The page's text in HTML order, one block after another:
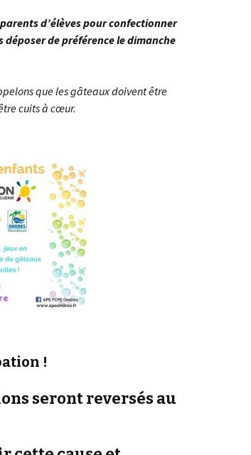
d’élèves pour confectionner
de préférence le dimanche
que les gâteaux doivent être
cuits à cœur.
!
seront reversés au